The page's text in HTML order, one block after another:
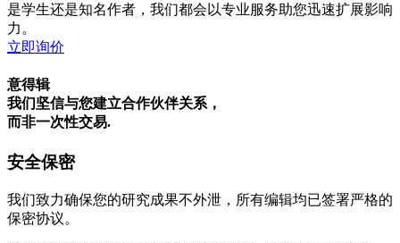
是学生还是知名作者，我们都会以专业服务助您迅速扩展影响
力。
立即询价
意得辑
我们坚信与您建立合作伙伴关系，
而非一次性交易.
安全保密
我们致力确保您的研究成果不外泄，所有编辑均已签署严格的
保密协议。